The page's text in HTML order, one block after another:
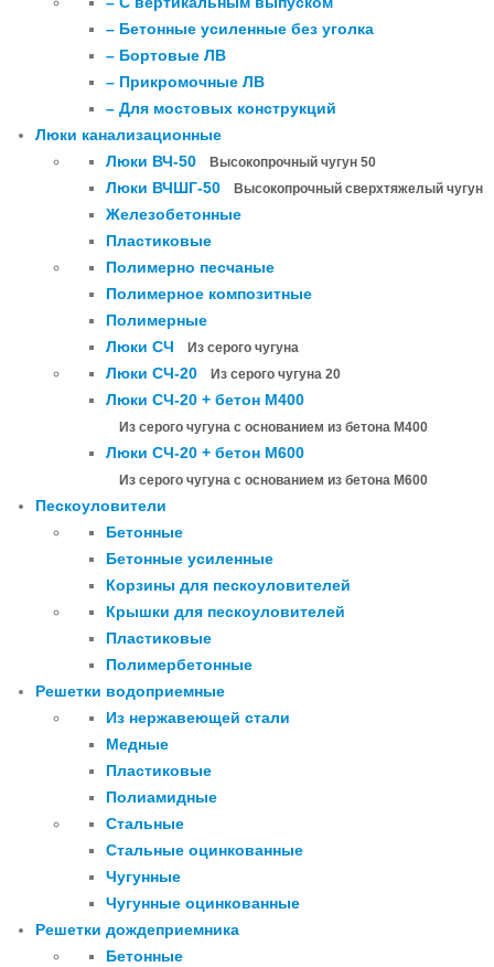
– Бетонные усиленные без уголка
– Бортовые ЛВ
– Прикромочные ЛВ
– Для мостовых конструкций
Люки канализационные
Люки ВЧ-50
Высокопрочный чугун 50
Люки ВЧШГ-50 Высокопрочный сверхтяжелый чугун
Железобетонные
Пластиковые
Полимерно песчаные
Полимерное композитные
Полимерные
Люки СЧ
Из серого чугуна
Люки СЧ-20 Из серого чугуна 20
Люки СЧ-20 + бетон М400
Из серого чугуна с основанием из бетона М400
Люки СЧ-20 + бетон М600
Из серого чугуна с основанием из бетона М600
Пескоуловители
Бетонные
Бетонные усиленные
Корзины для пескоуловителей
Крышки для пескоуловителей
Пластиковые
Полимербетонные
Решетки водоприемные
Из нержавеющей стали
Медные
Пластиковые
Полиамидные
Стальные
Стальные оцинкованные
Чугунные
Чугунные оцинкованные
Решетки дождеприемника
Бетонные